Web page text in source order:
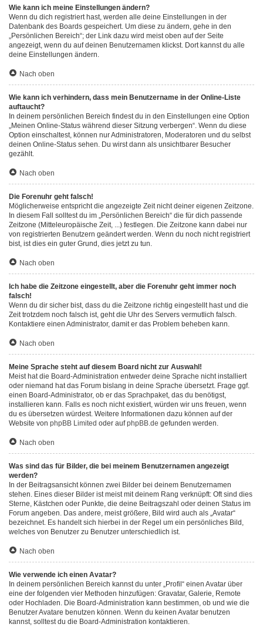
Wie kann ich meine Einstellungen ändern?
Wenn du dich registriert hast, werden alle deine Einstellungen in der
Datenbank des Boards gespeichert. Um diese zu ändern, gehe in den
„Persönlichen Bereich“; der Link dazu wird meist oben auf der Seite
angezeigt, wenn du auf deinen Benutzernamen klickst. Dort kannst du alle
deine Einstellungen ändern.
Nach oben
Wie kann ich verhindern, dass mein Benutzername in der Online-Liste
auftaucht?
In deinem persönlichen Bereich findest du in den Einstellungen eine Option
„Meinen Online-Status während dieser Sitzung verbergen“. Wenn du diese
Option einschaltest, können nur Administratoren, Moderatoren und du selbst
deinen Online-Status sehen. Du wirst dann als unsichtbarer Besucher
gezählt.
Nach oben
Die Forenuhr geht falsch!
Möglicherweise entspricht die angezeigte Zeit nicht deiner eigenen Zeitzone.
In diesem Fall solltest du im „Persönlichen Bereich“ die für dich passende
Zeitzone (Mitteleuropäische Zeit, ...) festlegen. Die Zeitzone kann dabei nur
von registrierten Benutzern geändert werden. Wenn du noch nicht registriert
bist, ist dies ein guter Grund, dies jetzt zu tun.
Nach oben
Ich habe die Zeitzone eingestellt, aber die Forenuhr geht immer noch
falsch!
Wenn du dir sicher bist, dass du die Zeitzone richtig eingestellt hast und die
Zeit trotzdem noch falsch ist, geht die Uhr des Servers vermutlich falsch.
Kontaktiere einen Administrator, damit er das Problem beheben kann.
Nach oben
Meine Sprache steht auf diesem Board nicht zur Auswahl!
Meist hat die Board-Administration entweder deine Sprache nicht installiert
oder niemand hat das Forum bislang in deine Sprache übersetzt. Frage ggf.
einen Board-Administrator, ob er das Sprachpaket, das du benötigst,
installieren kann. Falls es noch nicht existiert, würden wir uns freuen, wenn
du es übersetzen würdest. Weitere Informationen dazu können auf der
Website von phpBB Limited oder aufphpBB.de gefunden werden.
Nach oben
Was sind das für Bilder, die bei meinem Benutzernamen angezeigt
werden?
In der Beitragsansicht können zwei Bilder bei deinem Benutzernamen
stehen. Eines dieser Bilder ist meist mit deinem Rang verknüpft: Oft sind dies
Sterne, Kästchen oder Punkte, die deine Beitragszahl oder deinen Status im
Forum angeben. Das andere, meist größere, Bild wird auch als „Avatar“
bezeichnet. Es handelt sich hierbei in der Regel um ein persönliches Bild,
welches von Benutzer zu Benutzer unterschiedlich ist.
Nach oben
Wie verwende ich einen Avatar?
In deinem persönlichen Bereich kannst du unter „Profil“ einen Avatar über
eine der folgenden vier Methoden hinzufügen: Gravatar, Galerie, Remote
oder Hochladen. Die Board-Administration kann bestimmen, ob und wie die
Benutzer Avatare benutzen können. Wenn du keinen Avatar benutzen
kannst, solltest du die Board-Administration kontaktieren.